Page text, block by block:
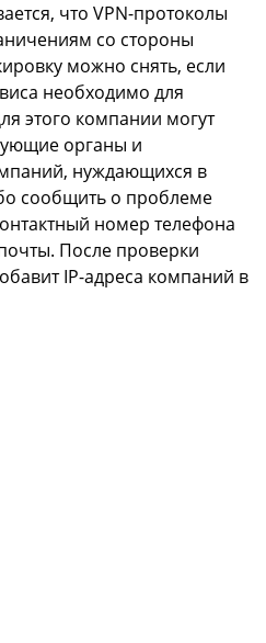
что VPN-протоколы
со стороны
можно снять, если
необходимо для
этого компании могут
органы и
нуждающихся в
сообщить о проблеме
номер телефона
После проверки
IP-адреса компаний в